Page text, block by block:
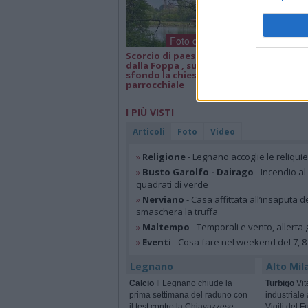
Foto dei lettori
Scorcio di paesaggio
dalla Foppa , sullo
sfondo la chiesa
parrocchiale
I PIÙ VISTI
Articoli Foto Video
» Religione- Legnano accoglie le
» Busto Garolfo - Dairago - Incendio
quadrati di verde
» Nerviano - Casa affittata all’insaputa
smaschera la truffa
» Maltempo - Temporali e vento, allerta
» Eventi - Cosa fare nel weekend del 7,
Legnano
Calcio Il Legnano chiude la
prima settimana del raduno con
Alto
Turbigo
industriale